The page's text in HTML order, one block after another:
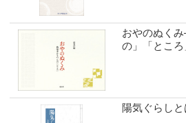
おやのぬく
の」「ところ
陽気ぐらし